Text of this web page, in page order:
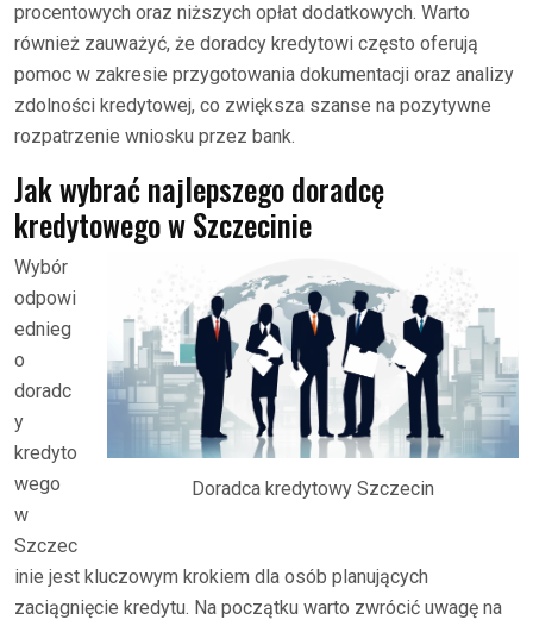
procentowych oraz niższych opłat dodatkowych. Warto
również zauważyć, że doradcy kredytowi często oferują
pomoc w zakresie przygotowania dokumentacji oraz analizy
zdolności kredytowej, co zwiększa szanse na pozytywne
rozpatrzenie wniosku przez bank.
Jak wybrać najlepszego doradcę
kredytowego w Szczecinie
Doradca kredytowy Szczecin
Wybór
odpowi
ednieg
o
doradc
y
kredyto
wego
w
Szczec
inie jest kluczowym krokiem dla osób planujących
zaciągnięcie kredytu. Na początku warto zwrócić uwagę na